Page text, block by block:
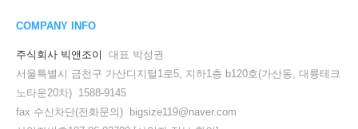
COMPANY INFO
주식회사 빅앤조이
대표 박성권
서울특별시 금천구 가산디지털1로5, 지하1층 b120호(가산동, 대륭테크
노타운20차) 1588-9145
fax 수신차단(전화문의) bigsize119@naver.com